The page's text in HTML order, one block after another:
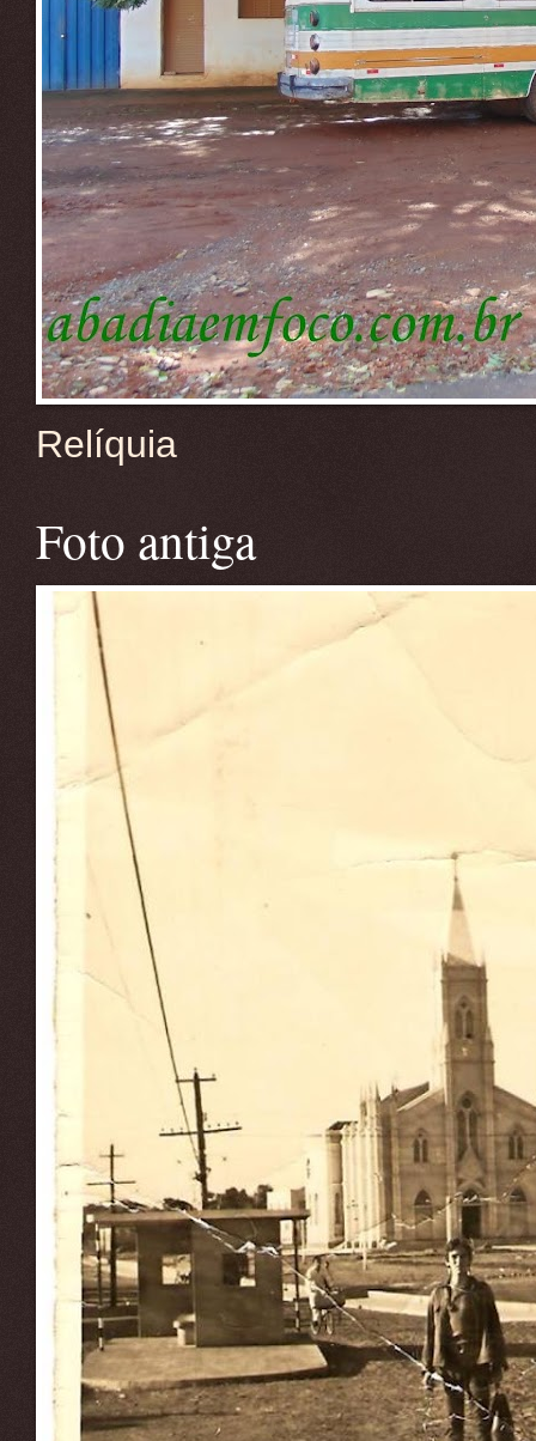
Relíquia
Foto antiga